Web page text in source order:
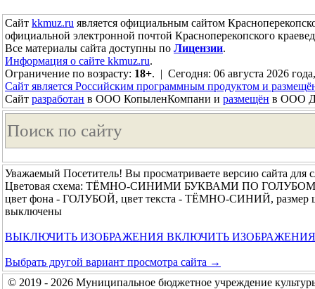
Сайт kkmuz.ru является официальным сайтом
официальной электронной почтой Красноперекопского
Все материалы сайта доступны по Лицензии.
Информация о сайте kkmuz.ru.
Ограничение по возрасту: 18+. | Сегодня: 06 августа 2026
Сайт является Российским программным продуктом и
Сайт разработан в ООО КопыленКомпани и размещён в ООО
Уважаемый Посетитель! Вы просматриваете версию сайта для
Цветовая схема: ТЁМНО-СИНИМИ БУКВАМИ ПО
цвет фона - ГОЛУБОЙ, цвет текста - ТЁМНО-СИНИЙ,
выключены
ВЫКЛЮЧИТЬ ИЗОБРАЖЕНИЯ ВКЛЮЧИТЬ ИЗОБРАЖЕНИЯ
Выбрать другой вариант просмотра сайта →
© 2019 - 2026 Муниципальное бюджетное учреждение